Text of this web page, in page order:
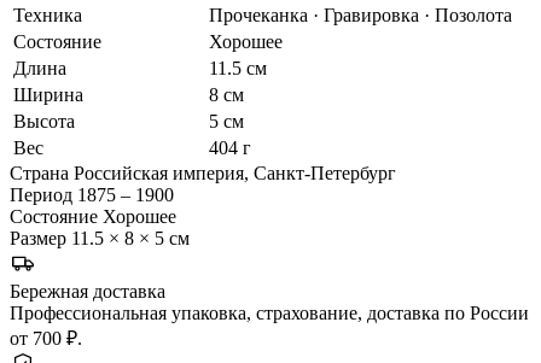
Техника
Прочеканка · Гравировка · Позолота
Состояние
Хорошее
Длина
11.5 см
Ширина
8 см
Высота
5 см
Вес
404 г
Страна Российская империя, Санкт-Петербург
Период 1875 – 1900
Состояние Хорошее
Размер 11.5 × 8 × 5 см
Бережная доставка
Профессиональная упаковка, страхование, доставка по России
от 700 ₽.